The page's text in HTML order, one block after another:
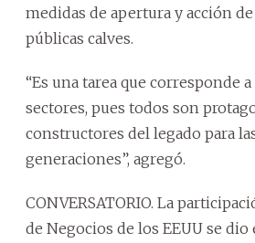
medidas de apertura y acción
públicas calves.
“Es una tarea que corresponde
sectores, pues todos son
constructores del legado para
generaciones”, agregó.
CONVERSATORIO. La
de Negocios de los EEUU se